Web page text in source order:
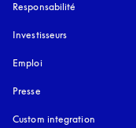
Responsabilité
Investisseurs
Emploi
Presse
Custom integration